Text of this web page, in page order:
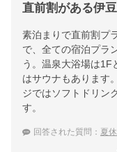
【最寄り駅】川奈駅よ
寄りIC】小田原西ICか
直前割がある伊
素泊まりで直前割プ
で、全ての宿泊プラ
う。温泉大浴場は1F
はサウナもあります
ジではソフトドリン
す。
回答された質問： 夏休